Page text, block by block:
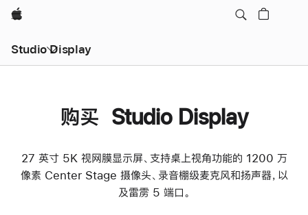
Apple
Studio Display
购买 Studio Display
27 英寸 5K 视网膜显示屏、支持桌上视角功能的 1200 万
像素 Center Stage 摄像头、录音棚级麦克风和扬声器，以
及雷雳 5 端口。